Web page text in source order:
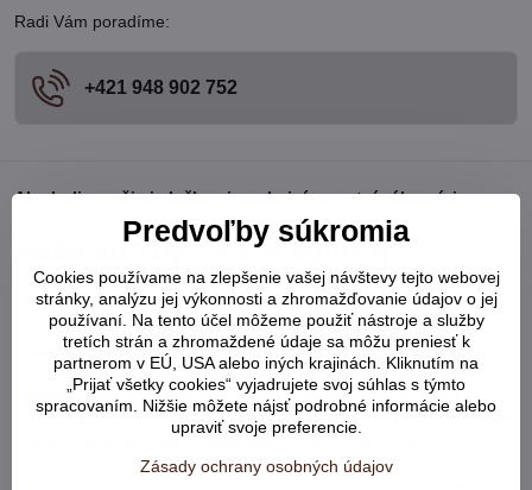
Radi Vám poradíme:
+421 948 902 752
Ako boli s našimi službami spokojní samotní zákazníci:
Naše služby - Vaše výhody
Ako každý dobrý E-Shop, aj my ponúkame množstvo výhod pre
vás - zákazníkov. Každého zákazníka si vážime a snažíme sa o
maximálnu možnú spokojnosť z vašej strany.
Moderný trend dnešnej doby utláča v minulosti zaužívané a
samozrejmé návyky obchodníkov, kde zákazník bol vždy na prvom
mieste a prístup k zákazníkom bol na úplne inej úrovni.
Predvoľby súkromia
Cookies používame na zlepšenie vašej návštevy tejto webovej
stránky, analýzu jej výkonnosti a zhromažďovanie údajov o jej
používaní. Na tento účel môžeme použiť nástroje a služby
tretích strán a zhromaždené údaje sa môžu preniesť k
partnerom v EÚ, USA alebo iných krajinách. Kliknutím na
„Prijať všetky cookies“ vyjadrujete svoj súhlas s týmto
spracovaním. Nižšie môžete nájsť podrobné informácie alebo
upraviť svoje preferencie.
Zásady ochrany osobných údajov